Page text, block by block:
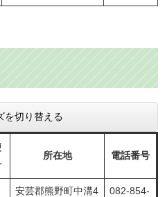
を切り替える
所在地 電話番号
安芸郡熊野町中溝4
082-854-